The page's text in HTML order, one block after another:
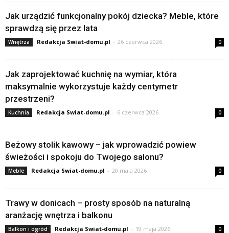
Jak urządzić funkcjonalny pokój dziecka? Meble, które
sprawdzą się przez lata
Wnętrza Redakcja Swiat-domu.pl - 26 czerwca 2026 0
Jak zaprojektować kuchnię na wymiar, która
maksymalnie wykorzystuje każdy centymetr
przestrzeni?
Kuchnia Redakcja Swiat-domu.pl - 6 czerwca 2026 0
Beżowy stolik kawowy – jak wprowadzić powiew
świeżości i spokoju do Twojego salonu?
Meble Redakcja Swiat-domu.pl - 20 maja 2026 0
Trawy w donicach – prosty sposób na naturalną
aranżację wnętrza i balkonu
Balkon i ogród Redakcja Swiat-domu.pl - 19 maja 2026 0